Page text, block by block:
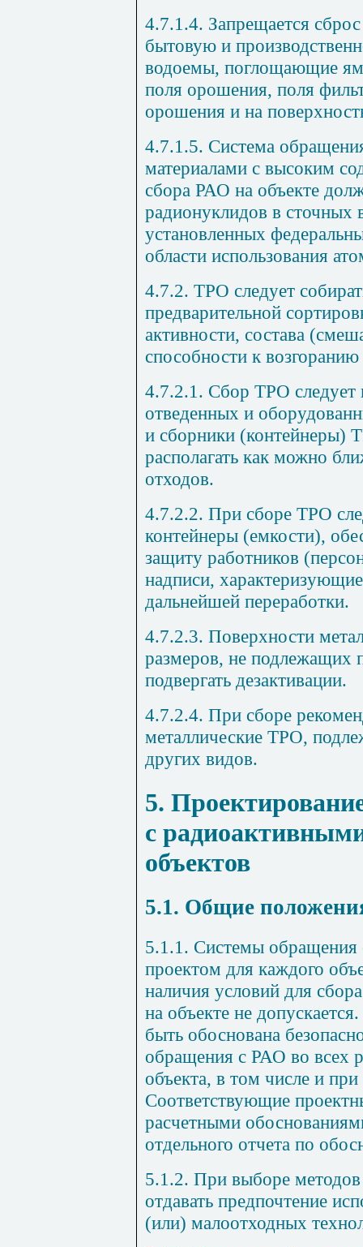
4.7.1.4. Запрещается
бытовую и
водоемы, поглощающие
поля орошения, поля
орошения и на
4.7.1.5. Система
материалами с высоким
сбора РАО на объекте
радионуклидов в сточных
установленных
области использования
4.7.2. ТРО следует
предварительной
активности, состава
способности к
4.7.2.1. Сбор ТРО следует
отведенных и
и сборники (контейнеры)
располагать как можно
отходов.
4.7.2.2. При сборе ТРО
контейнеры (емкости),
защиту работников
надписи,
дальнейшей переработки.
4.7.2.3. Поверхности
размеров, не подлежащих
подвергать дезактивации.
4.7.2.4. При сборе
металлические ТРО,
других видов.
5.
с
объектов
5.1. Общие
5.1.1. Системы
проектом для каждого
наличия условий для
на объекте не
быть обоснована
обращения с РАО во всех
объекта, в том числе и
Соответствующие
расчетными
отдельного отчета по
5.1.2. При выборе
отдавать предпочтение
(или) малоотходных